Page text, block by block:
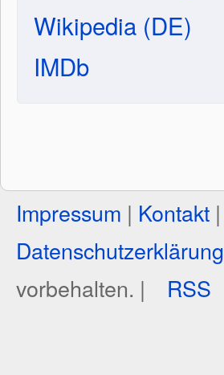
Wikipedia (DE)
IMDb
Impressum | Kontakt |
Datenschutzerklärung
vorbehalten. |
RSS